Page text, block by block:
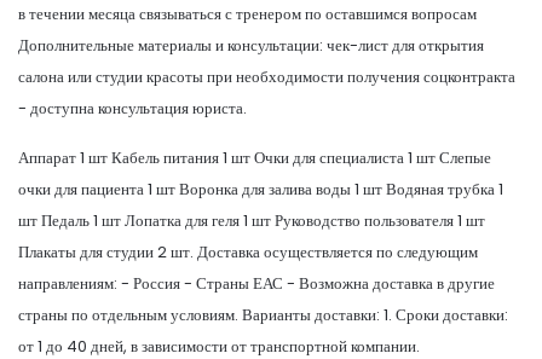
в течении месяца связываться с тренером по оставшимся вопросам
Дополнительные материалы и консультации: чек-лист для открытия
салона или студии красоты при необходимости получения соцконтракта
- доступна консультация юриста.
Аппарат 1 шт Кабель питания 1 шт Очки для специалиста 1 шт Слепые
очки для пациента 1 шт Воронка для залива воды 1 шт Водяная трубка 1
шт Педаль 1 шт Лопатка для геля 1 шт Руководство пользователя 1 шт
Плакаты для студии 2 шт. Доставка осуществляется по следующим
направлениям: - Россия - Страны ЕАС - Возможна доставка в другие
страны по отдельным условиям. Варианты доставки: 1. Сроки доставки:
от 1 до 40 дней, в зависимости от транспортной компании.